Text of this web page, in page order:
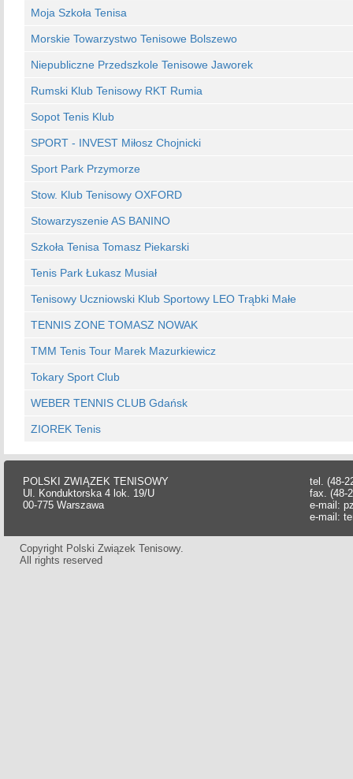
Moja Szkoła Tenisa
Morskie Towarzystwo Tenisowe Bolszewo
Niepubliczne Przedszkole Tenisowe Jaworek
Rumski Klub Tenisowy RKT Rumia
Sopot Tenis Klub
SPORT - INVEST Miłosz Chojnicki
Sport Park Przymorze
Stow. Klub Tenisowy OXFORD
Stowarzyszenie AS BANINO
Szkoła Tenisa Tomasz Piekarski
Tenis Park Łukasz Musiał
Tenisowy Uczniowski Klub Sportowy LEO Trąbki Małe
TENNIS ZONE TOMASZ NOWAK
TMM Tenis Tour Marek Mazurkiewicz
Tokary Sport Club
WEBER TENNIS CLUB Gdańsk
ZIOREK Tenis
POLSKI ZWIĄZEK TENISOWY
Ul. Konduktorska 4 lok. 19/U
00-775 Warszawa
tel. (48-
fax. (48-
e-mail:
e-mail:
Copyright Polski Związek Tenisowy.
All rights reserved